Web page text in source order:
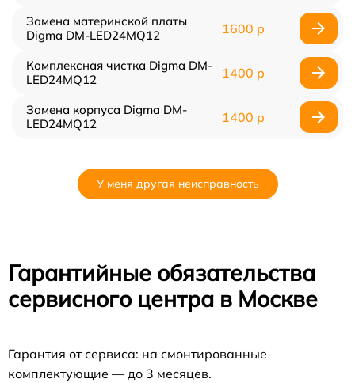
Замена материнской платы
Digma DM-LED24MQ12
1600 р
Комплексная чистка Digma DM-
LED24MQ12
1400 р
Замена корпуса Digma DM-
LED24MQ12
1400 р
У меня другая неисправность
Гарантийные обязательства
сервисного центра в Москве
Гарантия от сервиса: на смонтированные
комплектующие — до 3 месяцев.